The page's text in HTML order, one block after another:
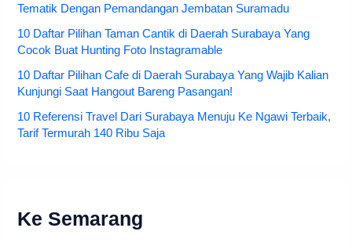
Tematik Dengan Pemandangan Jembatan Suramadu
10 Daftar Pilihan Taman Cantik di Daerah Surabaya Yang
Cocok Buat Hunting Foto Instagramable
10 Daftar Pilihan Cafe di Daerah Surabaya Yang Wajib Kalian
Kunjungi Saat Hangout Bareng Pasangan!
10 Referensi Travel Dari Surabaya Menuju Ke Ngawi Terbaik,
Tarif Termurah 140 Ribu Saja
Ke Semarang